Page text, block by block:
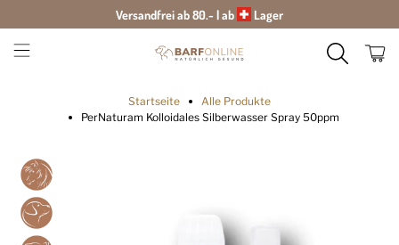
Versandfrei ab 80.- | ab Lager
Startseite
Alle Produkte
PerNaturam Kolloidales Silberwasser Spray 50ppm